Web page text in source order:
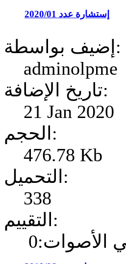
إستشارة عدد 2020/01
إضيف بواسطة:
adminolpme
تاريخ الإضافة:
21 Jan 2020
الحجم:
476.78 Kb
التحميل:
338
التقييم:
الأصوات:0